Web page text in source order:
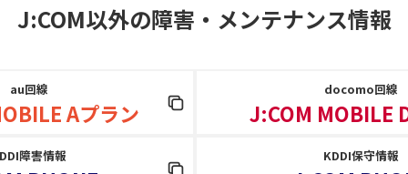
J:COM以外の障害 ・ メンテナンス情報
au回線
Aプラン
docomo回線
J:COM MOBILE
障害情報 KDDI保守情報